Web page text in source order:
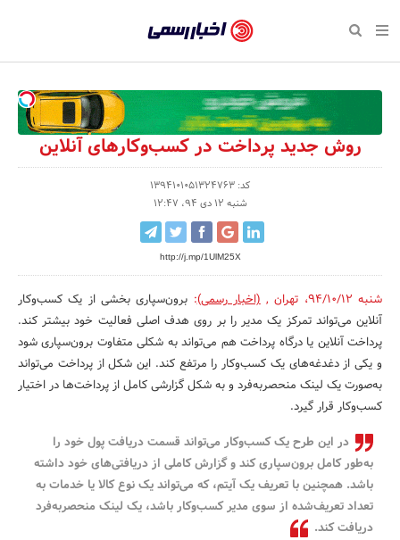
رسمی
-
اخبار
تایید
شرکت‌ها،
سازمان‌ها
و
روابط
عمومی‌ها
بازگشت
صفحه نخست پایگاه خبری صفحه نخست اقتصادی
تجارت و بازار
کارآفرینی و استارتاپ
کسب و کار و خرده فروشی
صنایع غذایی و کشاورزی
کار و استخدام
مسکن و ساختمان
اجتماعی
صفحه نخست اجتماعی
علم و آموزش
بهداشت و درمان
محیط زیست
تبلیغات و روابط عمومی
صفحه نخست فرهنگی
رسانه‌ها
نشریات و کتاب
صنایع دستی
صفحه نخست ورزش
تازه‌های ورزش
مکان‌های ورزشی
صفحه نخست سبک زندگی
سلامت و زیبایی
روانشناسی و موفقیت
رویداد
صفحه نخست رویداد
حراج و تخفیف
جشنواره، نمایشگاه و
روش جدید پرداخت در کسب‌وکارهای آنلاین
کد: 1394101051324763
شنبه 12 دی 94، 12:47
http://j.mp/1UlM25X
شنبه 94/10/12 ، تهران ,(اخبار رسمی): برون‌سپاری بخشی از یک کسب‌وکار
آنلاین می‌تواند تمرکز یک مدیر را بر روی هدف اصلی فعالیت خود بیشتر کند.
پرداخت آنلاین یا درگاه پرداخت هم می‌تواند به شکلی متفاوت برون‌سپاری شود
و یکی از دغدغه‌های یک کسب‌وکار را مرتفع کند. این شکل از پرداخت می‌تواند
به‌صورت یک لینک منحصربه‌فرد و به شکل گزارشی کامل از پرداخت‌ها در اختیار
کسب‌وکار قرار گیرد.
در این طرح یک کسب‌وکار می‌تواند قسمت دریافت پول خود را
به‌طور کامل برون‌سپاری کند و گزارش کاملی از دریافتی‌های خود داشته
باشد. همچنین با تعریف یک آیتم، که می‌تواند یک نوع کالا یا خدمات به
تعداد تعریف‌شده از سوی مدیر کسب‌وکار باشد، یک لینک منحصربه‌فرد
دریافت کند.